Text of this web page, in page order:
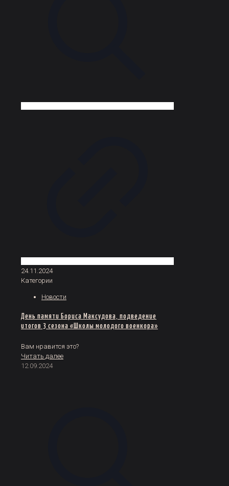
24.11.2024
Категории
Новости
День памяти Бориса Максудова, подведение
итогов 3 сезона «Школы молодого военкора»
Вам нравится это?
Читать далее
12.09.2024